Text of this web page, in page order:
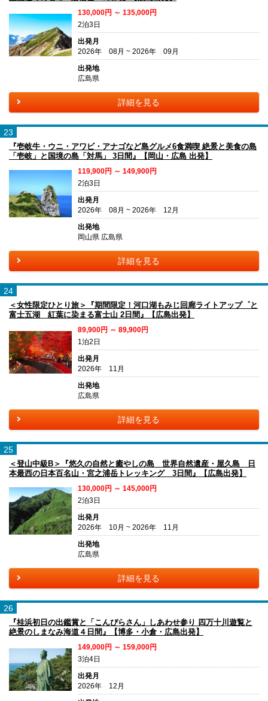
130,000円 ～ 135,000円
2泊3日
出発月
2026年 08月 ~ 2026年 09月
出発地
広島県
詳細を見る
23
『壱岐牛・ウニ・アワビ・アナゴなど島グルメ6食満喫 絶景と美食の島
「壱岐」と国境の島「対馬」 3日間』【岡山・広島 出発】
119,900円 ～ 149,900円
2泊3日
出発月
2026年 08月 ~ 2026年 12月
出発地
岡山県 広島県
詳細を見る
24
＜女性限定ひとり旅＞『期間限定！河口湖もみじ回廊ライトアップ゜と
富士五湖 紅葉に染まる富士山 2日間』【広島出発】
89,900円 ～ 89,900円
1泊2日
出発月
2026年 11月
出発地
広島県
詳細を見る
25
＜登山中級B＞『悠久の自然と癒やしの島 世界自然遺産・屋久島 日
本最西の日本百名山・宮之浦岳トレッキング 3日間』【広島出発】
130,000円 ～ 145,000円
2泊3日
出発月
2026年 10月 ~ 2026年 11月
出発地
広島県
詳細を見る
26
『桂浜初日の出鑑賞と「こんぴらさん」しあわせ参り 四万十川遊覧と
絶景のしまなみ海道４日間』【博多・小倉・広島出発】
149,000円 ～ 159,000円
3泊4日
出発月
2026年 12月